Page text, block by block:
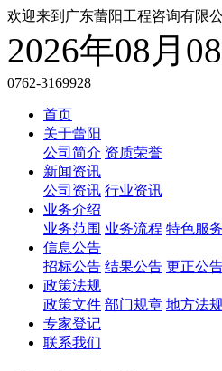
欢迎来到广东蕾阳工程咨询有限
2026年08月
0762-3169928
首页
关于蕾阳
公司简介 资质荣誉
新闻资讯
公司资讯 行业资讯
业务介绍
业务范围 业务流程 特色服务
信息公告
招标公告 结果公告 更正公
政策法规
政策文件 部门规章 地方法
专家登记
联系我们